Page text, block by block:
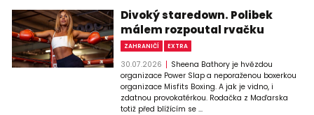
Divoký staredown. Polibek
málem rozpoutal rvačku
ZAHRANIČÍ EXTRA
30.07.2026
Sheena Bathory je hvězdou
organizace Power Slap a neporaženou boxerkou
organizace Misfits Boxing. A jak je vidno, i
zdatnou provokatérkou. Rodačka z Maďarska
totiž před blížícím se ...